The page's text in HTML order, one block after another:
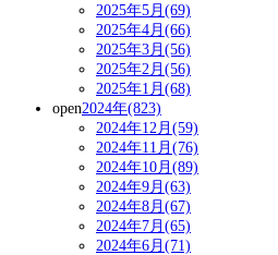
2025年5月(69)
2025年4月(66)
2025年3月(56)
2025年2月(56)
2025年1月(68)
open2024年(823)
2024年12月(59)
2024年11月(76)
2024年10月(89)
2024年9月(63)
2024年8月(67)
2024年7月(65)
2024年6月(71)